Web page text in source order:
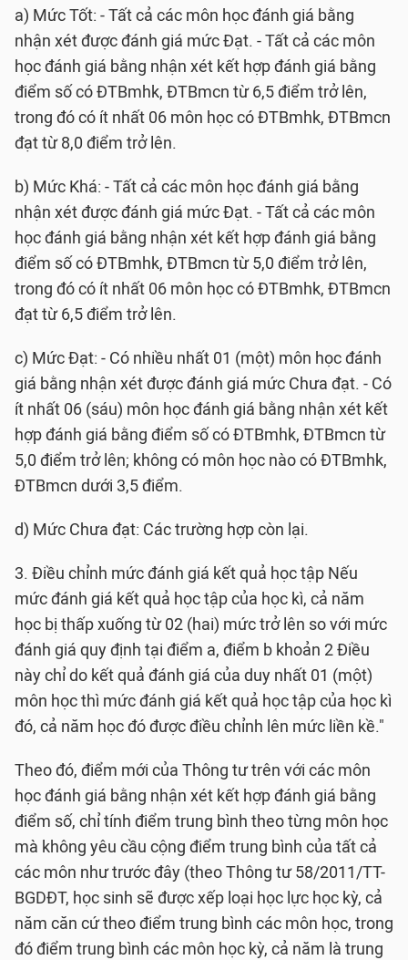
a) Mức Tốt: - Tất cả các môn học đánh giá bằng
nhận xét được đánh giá mức Đạt. - Tất cả các môn
học đánh giá bằng nhận xét kết hợp đánh giá bằng
điểm số có ĐTBmhk, ĐTBmcn từ 6,5 điểm trở lên,
trong đó có ít nhất 06 môn học có ĐTBmhk, ĐTBmcn
đạt từ 8,0 điểm trở lên.
b) Mức Khá: - Tất cả các môn học đánh giá bằng
nhận xét được đánh giá mức Đạt. - Tất cả các môn
học đánh giá bằng nhận xét kết hợp đánh giá bằng
điểm số có ĐTBmhk, ĐTBmcn từ 5,0 điểm trở lên,
trong đó có ít nhất 06 môn học có ĐTBmhk, ĐTBmcn
đạt từ 6,5 điểm trở lên.
c) Mức Đạt: - Có nhiều nhất 01 (một) môn học đánh
giá bằng nhận xét được đánh giá mức Chưa đạt. - Có
ít nhất 06 (sáu) môn học đánh giá bằng nhận xét kết
hợp đánh giá bằng điểm số có ĐTBmhk, ĐTBmcn từ
5,0 điểm trở lên; không có môn học nào có ĐTBmhk,
ĐTBmcn dưới 3,5 điểm.
d) Mức Chưa đạt: Các trường hợp còn lại.
3. Điều chỉnh mức đánh giá kết quả học tập Nếu
mức đánh giá kết quả học tập của học kì, cả năm
học bị thấp xuống từ 02 (hai) mức trở lên so với mức
đánh giá quy định tại điểm a, điểm b khoản 2 Điều
này chỉ do kết quả đánh giá của duy nhất 01 (một)
môn học thì mức đánh giá kết quả học tập của học kì
đó, cả năm học đó được điều chỉnh lên mức liền kề."
Theo đó, điểm mới của Thông tư trên với các môn
học đánh giá bằng nhận xét kết hợp đánh giá bằng
điểm số, chỉ tính điểm trung bình theo từng môn học
mà không yêu cầu cộng điểm trung bình của tất cả
các môn như trước đây (theo Thông tư 58/2011/TT-
BGDĐT, học sinh sẽ được xếp loại học lực học kỳ, cả
năm căn cứ theo điểm trung bình các môn học, trong
đó điểm trung bình các môn học kỳ, cả năm là trung